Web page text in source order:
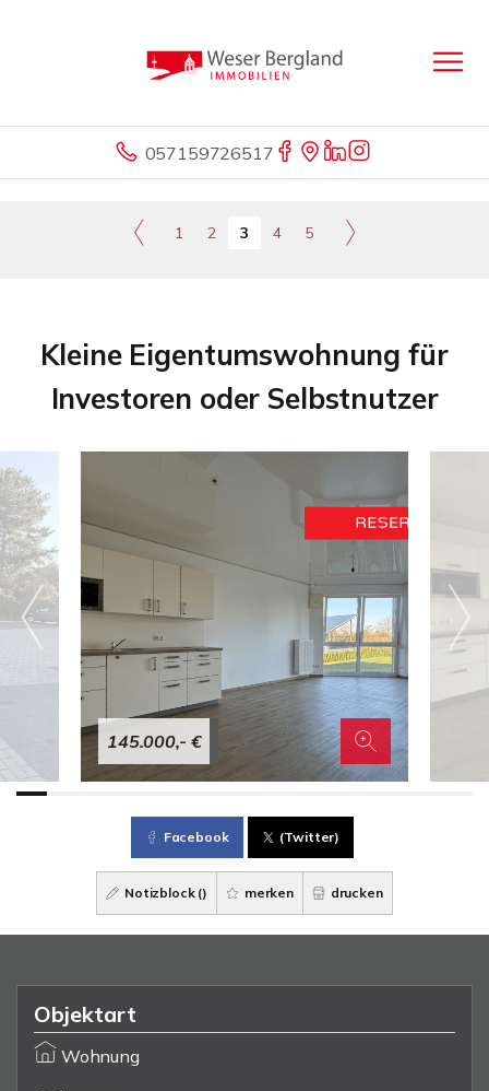
057159726517
1 2 3 4 5
Kleine Eigentumswohnung für
Investoren oder Selbstnutzer
145.000,- €
Facebook (Twitter)
Notizblock () merken drucken
Objektart
Wohnung